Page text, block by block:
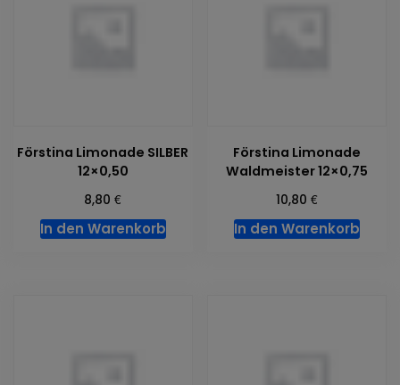
Förstina Limonade SILBER
12×0,50
8,80€
In den Warenkorb
Förstina Limonade
Waldmeister 12×0,75
10,80€
In den Warenkorb